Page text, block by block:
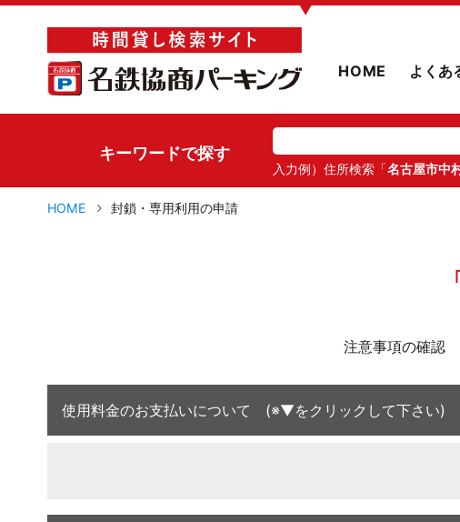
▼
HOME よくあ
キーワードで探す
入力例）住所検索「名古屋市中
HOME 封鎖・専用利用の申請
注意事項の確認
使用料金のお支払いについて (※▼をクリックして下さい)